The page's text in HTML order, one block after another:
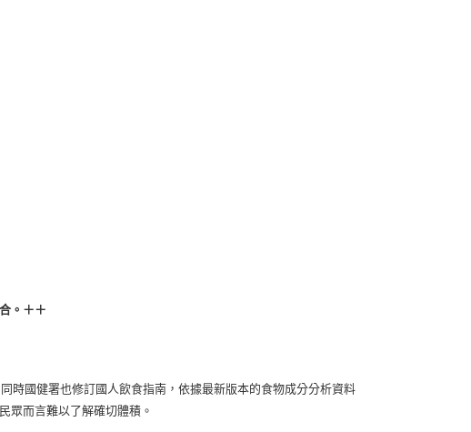
。＋＋
時國健署也修訂國人飲食指南，依據最新版本的食物成分分析資料
眾而言難以了解確切體積。